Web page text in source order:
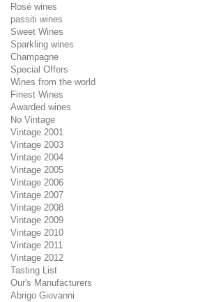
Rosé wines
passiti wines
Sweet Wines
Sparkling wines
Champagne
Special Offers
Wines from the world
Finest Wines
Awarded wines
No Vintage
Vintage 2001
Vintage 2003
Vintage 2004
Vintage 2005
Vintage 2006
Vintage 2007
Vintage 2008
Vintage 2009
Vintage 2010
Vintage 2011
Vintage 2012
Tasting List
Our's Manufacturers
Abrigo Giovanni